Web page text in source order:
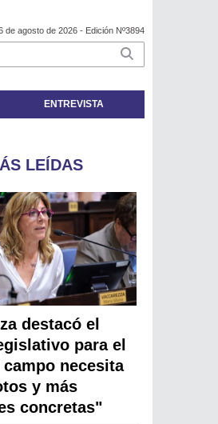
de agosto de 2026 - Edición Nº3894
ENTREVISTA
LEÍDAS
destacó el
para el
necesita
y más
concretas"